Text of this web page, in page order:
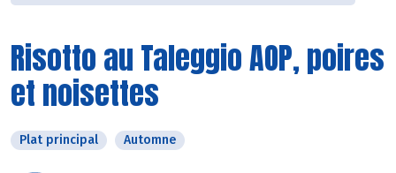
Risotto au Taleggio AOP, poires
et noisettes
Plat principal Automne